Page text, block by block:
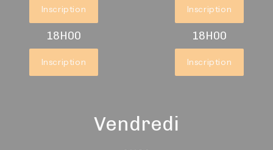
Inscription
18H00
Inscription
Inscription
18H00
Inscription
Vendredi